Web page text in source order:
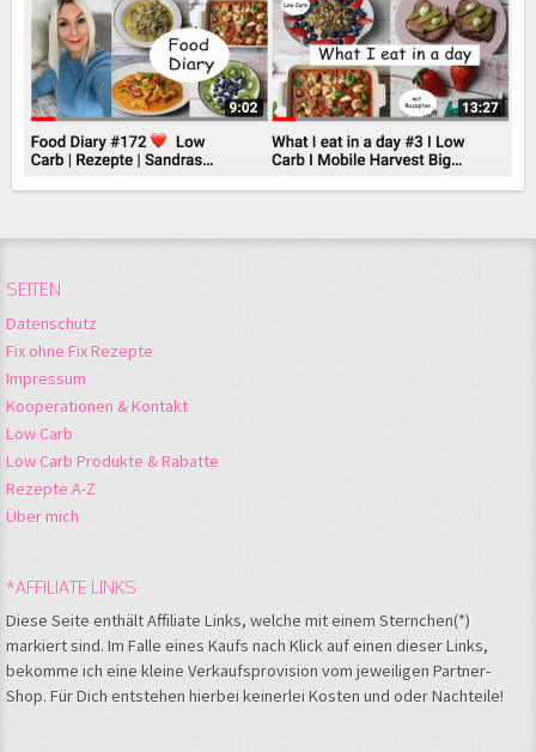
SEITEN
Datenschutz
Fix ohne Fix Rezepte
Impressum
Kooperationen & Kontakt
Low Carb
Low Carb Produkte & Rabatte
Rezepte A-Z
Über mich
*AFFILIATE LINKS
Diese Seite enthält Affiliate Links, welche mit einem Sternchen(*)
markiert sind. Im Falle eines Kaufs nach Klick auf einen dieser Links,
bekomme ich eine kleine Verkaufsprovision vom jeweiligen Partner-
Shop. Für Dich entstehen hierbei keinerlei Kosten und oder Nachteile!